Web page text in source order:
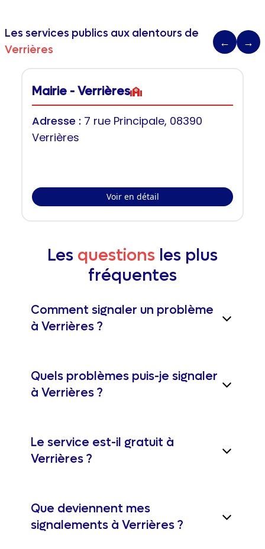
Les services publics aux alentours de
Verrières
← →
Mairie - Verrières
Adresse : 7 rue Principale, 08390
Verrières
Voir en détail
Les questions les plus
fréquentes
Comment signaler un problème
à Verrières ?
Quels problèmes puis-je signaler
à Verrières ?
Le service est-il gratuit à
Verrières ?
Que deviennent mes
signalements à Verrières ?